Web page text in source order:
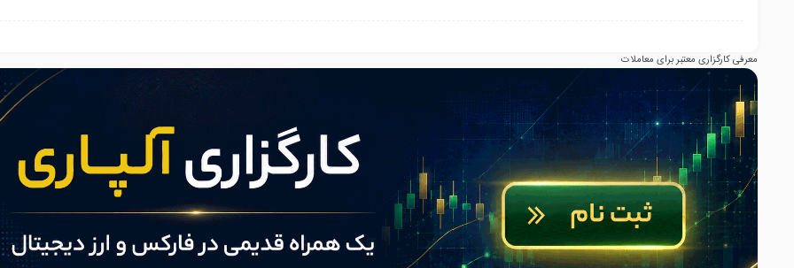
معرفی کارگزاری معتبر برای معاملات